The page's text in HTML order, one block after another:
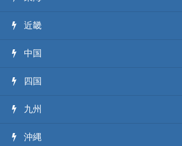
近畿
中国
四国
九州
沖縄
逸話 分類一覧
戦国ニュース
寺社・城・庭園ニュース
信長の野望ニュース